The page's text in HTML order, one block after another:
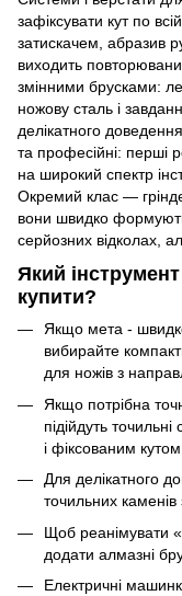
зафіксувати кут по
затискачем, абразив
виходить
змінними брусками:
ножову сталь і
делікатного
та професійні: перші
на широкий спектр
Окремий клас —
вони швидко
серйозних відколах,
Який
купити?
Якщо мета -
вибирайте
для ножів з
Якщо потрібна
підійдуть
і фіксованим кутом.
Для делікатного
точильних каменів
Щоб реанімувати
додати алмазні
Електричні